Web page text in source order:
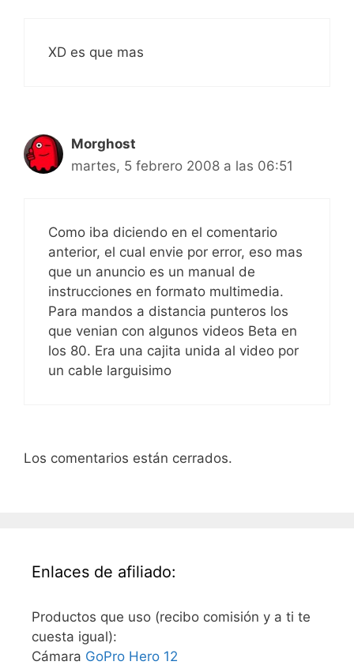
XD es que mas
Morghost
martes, 5 febrero 2008 a las 06:51
Como iba diciendo en el comentario
anterior, el cual envie por error, eso mas
que un anuncio es un manual de
instrucciones en formato multimedia.
Para mandos a distancia punteros los
que venian con algunos videos Beta en
los 80. Era una cajita unida al video por
un cable larguisimo
Los comentarios están cerrados.
Enlaces de afiliado:
Productos que uso (recibo comisión y a ti te
cuesta igual):
Cámara GoPro Hero 12